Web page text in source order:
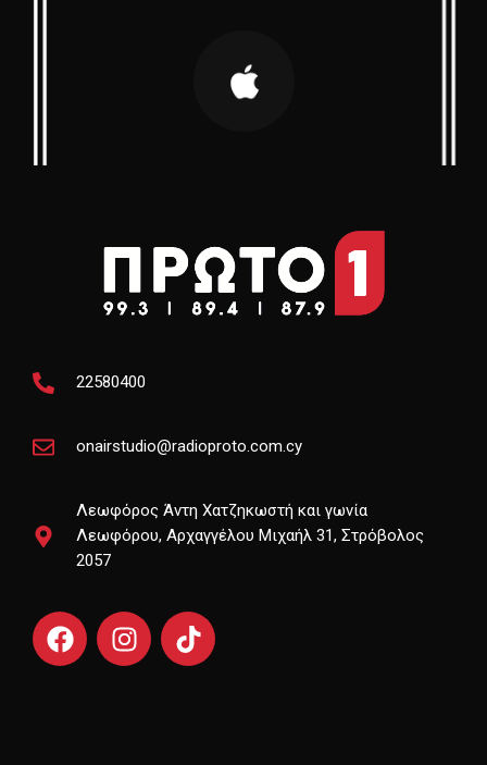
22580400
onairstudio@radioproto.com.cy
Λεωφόρος Άντη Χατζηκωστή και γωνία
Λεωφόρου, Αρχαγγέλου Μιχαήλ 31, Στρόβολος
2057